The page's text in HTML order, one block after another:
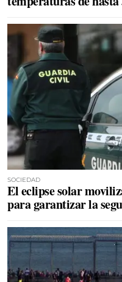
SOCIEDAD
El eclipse solar
para garantizar la